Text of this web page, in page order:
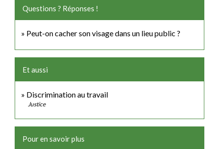
Questions ? Réponses !
Peut-on cacher son visage dans un lieu public ?
Et aussi
Discrimination au travail
Justice
Pour en savoir plus